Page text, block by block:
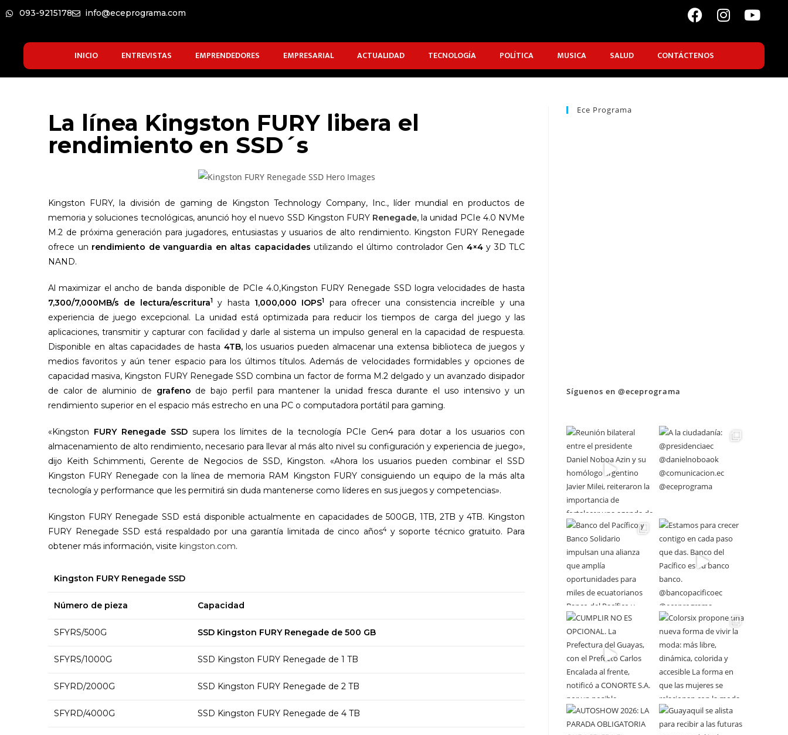
093-9215178 info@eceprograma.com
INICIO ENTREVISTAS EMPRENDEDORES EMPRESARIAL ACTUALIDAD TECNOLOGÍA POLÍTICA MUSICA SALUD CONTÁCTENOS
La línea Kingston FURY libera el
rendimiento en SSD´s
Kingston FURY, la división de gaming de Kingston Technology Company, Inc., líder mundial en productos de
memoria y soluciones tecnológicas, anunció hoy el nuevo SSD Kingston FURY Renegade, la unidad PCIe 4.0 NVMe
M.2 de próxima generación para jugadores, entusiastas y usuarios de alto rendimiento. Kingston FURY Renegade
ofrece un rendimiento de vanguardia en altas capacidades utilizando el último controlador Gen 4×4y 3D TLC
NAND.
Al maximizar el ancho de banda disponible de PCIe 4.0,Kingston FURY Renegade SSD logra velocidades de hasta
7,300/7,000MB/s de lectura/escritura1 y hasta 1,000,000 IOPS1
para ofrecer una consistencia increíble y una
experiencia de juego excepcional. La unidad está optimizada para reducir los tiempos de carga del juego y las
aplicaciones, transmitir y capturar con facilidad y darle al sistema un impulso general en la capacidad de respuesta.
Disponible en altas capacidades de hasta 4TB,los usuarios pueden almacenar una extensa biblioteca de juegos y
medios favoritos y aún tener espacio para los últimos títulos. Además de velocidades formidables y opciones de
capacidad masiva, Kingston FURY Renegade SSD combina un factor de forma M.2 delgado y un avanzado disipador
de calor de aluminio de grafeno de bajo perfil para mantener la unidad fresca durante el uso intensivo y un
rendimiento superior en el espacio más estrecho en una PC o computadora portátil para gaming.
«Kingston FURY Renegade SSD supera los límites de la tecnología PCIe Gen4 para dotar a los usuarios con
almacenamiento de alto rendimiento, necesario para llevar al más alto nivel su configuración y experiencia de juego»,
dijo Keith Schimmenti, Gerente de Negocios de SSD, Kingston. «Ahora los usuarios pueden combinar el SSD
Kingston FURY Renegade con la línea de memoria RAM Kingston FURY consiguiendo un equipo de la más alta
tecnología y performance que les permitirá sin duda mantenerse como líderes en sus juegos y competencias».
Kingston FURY Renegade SSD está disponible actualmente en capacidades de 500GB, 1TB, 2TB y 4TB. Kingston
FURY Renegade SSD está respaldado por una garantía limitada de cinco años4y soporte técnico gratuito. Para
obtener más información, visite kingston.com.
Kingston FURY Renegade SSD
Número de pieza Capacidad
SFYRS/500G SSD Kingston FURY Renegade de 500 GB
SFYRS/1000G SSD Kingston FURY Renegade de 1 TB
SFYRD/2000G SSD Kingston FURY Renegade de 2 TB
SFYRD/4000G SSD Kingston FURY Renegade de 4 TB
Ece Programa
Síguenos en @eceprograma